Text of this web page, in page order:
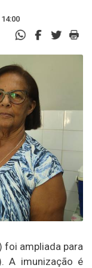
foi ampliada para
. A imunização é